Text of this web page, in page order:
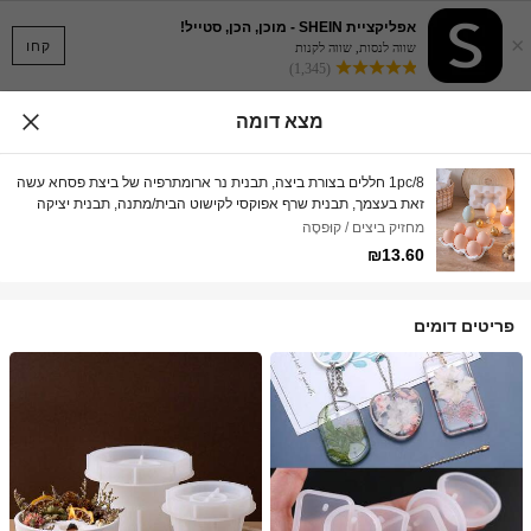
קחו ×
אפליקציית SHEIN - מוכן, הכן, סטייל!
שווה לנסות, שווה לקנות
(1,345)
מצא דומה
1pc/8 חללים בצורת ביצה, תבנית נר ארומתרפיה של ביצת פסחא עשה
זאת בעצמך, תבנית שרף אפוקסי לקישוט הבית/מתנה, תבנית יציקה
לייצור מלאכת יד, תבנית גבס לקישוט אמנותי
מחזיק ביצים / קוּפסָה
₪13.60
פריטים דומים